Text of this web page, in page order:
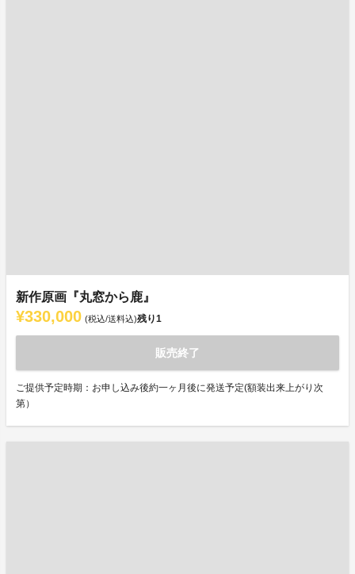
新作原画『丸窓から鹿』
¥330,000 (税込/送料込)残り1
販売終了
ご提供予定時期：お申し込み後約一ヶ月後に発送予定(額装出来上がり次
第）